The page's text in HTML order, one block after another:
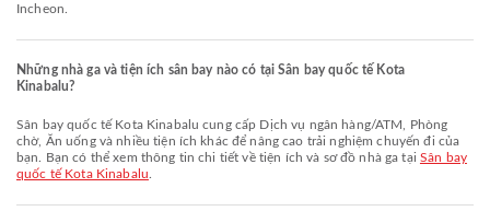
Incheon.
Những nhà ga và tiện ích sân bay nào có tại Sân bay quốc tế Kota
Kinabalu?
Sân bay quốc tế Kota Kinabalu cung cấp Dịch vụ ngân hàng/ATM, Phòng
chờ, Ăn uống và nhiều tiện ích khác để nâng cao trải nghiệm chuyến đi của
bạn. Bạn có thể xem thông tin chi tiết về tiện ích và sơ đồ nhà ga tại Sân bay
quốc tế Kota Kinabalu